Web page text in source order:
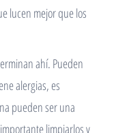
lucen mejor que los
ahí. Pueden
alergias, es
pueden ser una
limpiarlos y